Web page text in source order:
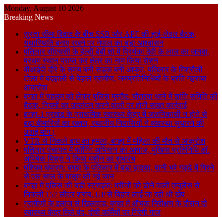
Monday, August 10 2026
Breaking News
सुस्ता सीमा विवाद के बीच SSB और APF की हाई-लेवल बैठक,
यथास्थिति बनाए रखने पर नेपाल का बड़ा आश्वासन
पतिलार सीएचसी के हेल्दी बेबी शो में प्रियंका देवी के लाल का जलवा,
प्रथम स्थान प्राप्त कर क्षेत्र का नाम किया रोशन
वीआईपी दौरे के समय बनी सड़क बनी आफत, पतिलार के मिश्रौली
टोला में बदहाली से बेहाल ग्रामीण, जनप्रतिनिधियों के प्रति गहराया
आक्रोश
बगहा में चहलूम को लेकर पुलिस मुस्तैद: चौतरवा थाने में शांति समिति की
बैठक, नियमों का उल्लंघन करने वालों पर होगी सख्त कार्रवाई
बगहा-1 प्रखंड के प्राथमिक स्वास्थ्य केंद्र में जलनिकासी न होने से
बढ़ा बीमारियों का खतरा, स्थानीय निवासियों ने व्यवस्था सुधारने की
उठाई मांग।
VTR से निकले बाघ का हमला, बगहा में महिला की मौत से आक्रोश
पतिलार पंचायत में फॉगिंग अभियान का आगाज, मुखिया प्रतिनिधि डॉ.
अभिषेक मिश्रा ने किया मशीन का शुभारंभ
पश्चिम चंपारण: बगहा के पतिलार में बड़ा हादसा, पानी भरे गड्ढे में गिरने
से एक साल के मासूम की गई जान
बगहा में पुलिस की बड़ी स्ट्राइक: मरीजों को ढोने वाली एम्बुलेंस से
निकली 157 लीटर शराब, UP से बिहार लाई जा रही थी खेप
ग्रामीणों के इलाज से खिलवाड़: बगहा में औचक निरीक्षण के दौरान दो
स्वास्थ्य केंद्र मिले बंद, दोषी कर्मियों पर गिरेगी गाज